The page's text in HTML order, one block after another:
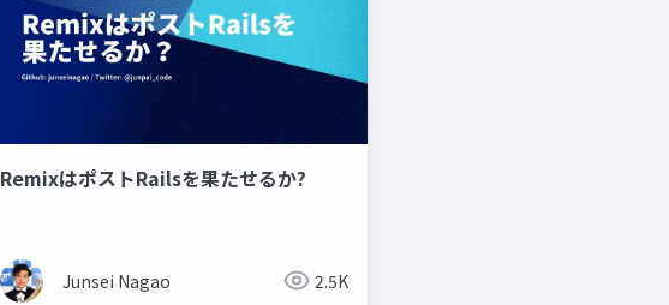
RemixはポストRailsを果たせるか?
Junsei Nagao 2.5K